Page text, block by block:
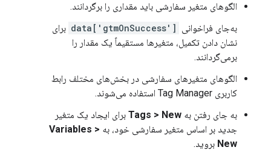
الگوهای متغیر سفارشی باید مقداری را برگردانند.
به‌جای فراخوانی data['gtmOnSuccess'] برای
نشان دادن تکمیل، متغیرها مستقیماً یک مقدار را
برمی‌گردانند.
الگوهای متغیرهای سفارشی در بخش‌های مختلف رابط
کاربری Tag Manager استفاده می‌شوند.
به جای رفتن به Tags > New برای ایجاد یک متغیر
جدید بر اساس متغیر سفارشی خود، به Variables >
New بروید.